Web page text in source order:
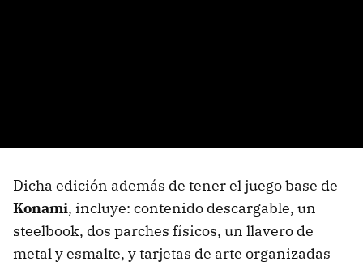
Dicha edición además de tener el juego base de
Konami, incluye: contenido descargable, un
steelbook, dos parches físicos, un llavero de
metal y esmalte, y tarjetas de arte organizadas